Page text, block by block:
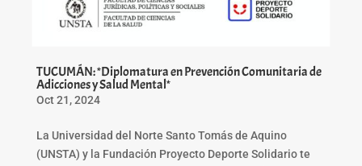
TUCUMÁN: *Diplomatura en Prevención Comunitaria de
Adicciones y Salud Mental*
Oct 21, 2024
La Universidad del Norte Santo Tomás de Aquino
(UNSTA) y la Fundación Proyecto Deporte Solidario te